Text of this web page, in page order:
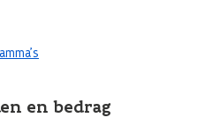
en bedrag